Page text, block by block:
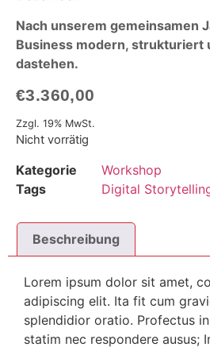
Nach unserem gemeinsamen
Business modern, strukturiert
dastehen.
€3.360,00
Zzgl. 19% MwSt.
Nicht vorrätig
Kategorie
Workshop
Tags
Digital
Beschreibung
Lorem ipsum dolor sit amet,
adipiscing elit. Ita fit cum
splendidior oratio. Profectus
statim nec respondere ausus;